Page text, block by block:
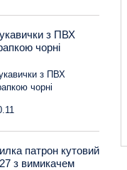
з ПВХ
чорні
з ПВХ
чорні
патрон кутовий
з вимикачем